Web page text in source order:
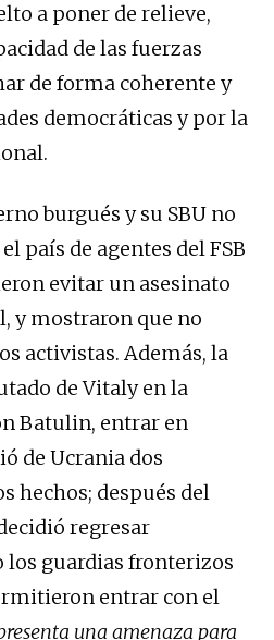
a poner de relieve,
de las fuerzas
de forma coherente y
democráticas y por la
burgués y su SBU no
país de agentes del FSB
evitar un asesinato
y mostraron que no
activistas. Además, la
de Vitaly en la
Batulin, entrar en
de Ucrania dos
hechos; después del
regresar
los guardias fronterizos
entrar con el
una amenaza para